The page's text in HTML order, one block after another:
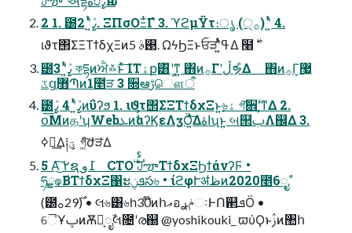
2 1. ౰ߨٛʹ͍ͭͯ 2. ΞΠσΟΞͭ͘Γํ 3. ϓϩμΫτ։ൃ (੍࡞) ʹ͍ͭͯ 4.
౰ߨٛʹ͍ͭͯ 3 কདྷͷਐ࿏ͱͯ͠ ITۀք͸ީิʹͳ͍ ΋ͷ࡞Γʹڵຯ͋Δ ΋ͷ࡞Γ͕޷͖
ػց޻ֶՊͷ1೥ੜ 3 ૝ఆࢹௌऀ
౰ߨٛʹ͍ͭͯ 4 ߨٛͷΰʔϧ 1. ιϑτ΢ΣΞΤϯδχΞͱ͍͏৬ۀ͕ গ͠਎ۙʹͳΔ 2.
օ͞ΜͷதʹʮWebܥͷࣗࣾαʔϏεΛӡӦ͍ͯ͠Δاۀʯͱ͍͏ બ୒ࢶΛ஌Δ 3.
ߦಈ͢Δ༐ؾ ͕গ͚ͩ͠ժੜ͑Δ
5 Α͜͠ ٢ຊ ߁و CTOࣨ ࣛࣇౡΤϯδχΞϦϯάνʔϜ •
ཧֶྍ๏͔࢜ΒΤϯδχΞ΁ະܦݧస৬ • ίϩφՒॳظͷ2020೥6݄ೖࣾ
(౰࣌29ࡀ) • લ৬͸৬һ30໊ͷհޢอݥࢪઃͰՈ଒ܦӦ •
ୈҰࢠͷѪ່͕ೖࣾલ೔ʹര஀ @yoshikouki_ ϖύϘͱࢲͷ঺հ